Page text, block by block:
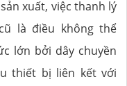
xuất, việc thanh lý
là điều không thể
lớn bởi dây chuyền
thiết bị liên kết với